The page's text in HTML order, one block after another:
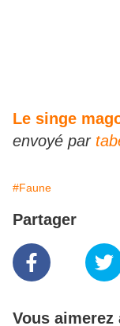
Le singe
envoyé par
#Faune
Partager
Vous aimerez